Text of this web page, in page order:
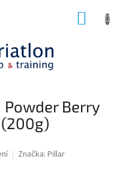
Berry
Značka: Pillar